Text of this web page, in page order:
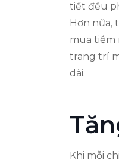
tiết đều
Hơn nữa,
mua tiềm
trang trí
dài.
Khi mỗi